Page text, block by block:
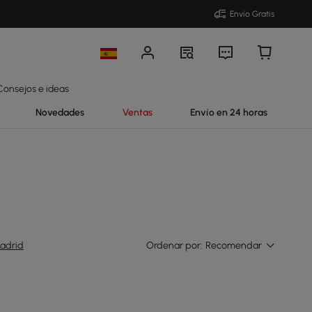
Envío Gratis
e ideas
Novedades Ventas Envío en 24 horas
Ordenar por: Recomendar